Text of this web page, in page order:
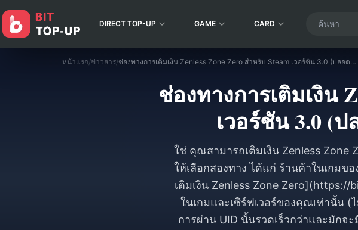
DIRECT TOP-UP GAME CARD
หน้าแรก/ข่าวสาร/ ช่องทางการเติมเงิน Zenless Zone Zero สำหรับ Steam เวอร์ชัน 3.0 (ปลอดภัยและราคาประหยัด)
ช่องทางการเติมเงิน
เวอร์ชัน 3.0 (
ใช่ คุณสามารถเติมเงิน Zenless Zone
ให้เลือกสองทาง ได้แก่ ร้านค้าในเกมข
เติมเงิน Zenless Zone
ในเกมและเซิร์ฟเวอร์ของคุณเท่านั้น
การผ่าน UID นั้นรวดเร็วกว่าและมักจ